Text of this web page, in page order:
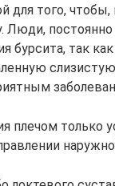
для того,
Люди,
бурсита, так
плечом только